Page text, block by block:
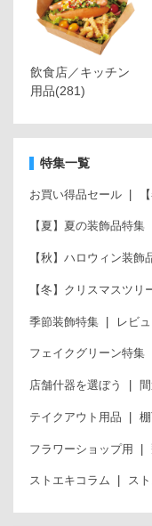
飲食店／キッチン
用品(281)
特集一覧
お買い得品セール
【夏】夏の装飾品特集
【秋】ハロウィン装飾
【冬】クリスマスツリ
季節装飾特集 レビ
フェイクグリーン特集
店舗什器を選ぼう
テイクアウト用品
フラワーショップ用
ストエキコラム ス